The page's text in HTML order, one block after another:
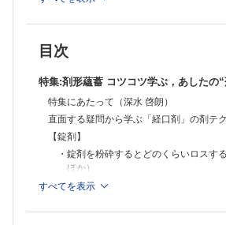
・開封後はなるべく早く使用してっていう
・皮膚外用剤の混合と安定性はどこに注目
久）
・軟膏を基剤で希釈したらその分効力も弱
・液滴分散型軟膏とは？（山本 佳久）
【点眼剤】
・先発医薬品とジェネリック医薬品で，点
健一）
・ゲル化する点眼剤の特徴は？（山本 佳久）
【坐剤】
・経口剤と坐剤の用量は同一なの？（山本
目次
特集:剤形蘊蓄 コツコツ学ぶ，あしたの
特集にあたって（深水 啓朗）
直面する疑問から学ぶ「経口剤」の剤テク
【錠剤】
・錠剤を粉砕するとどのくらいロスす
ほか）
・錠剤に「リン」が入ってるって本
すべてを表示